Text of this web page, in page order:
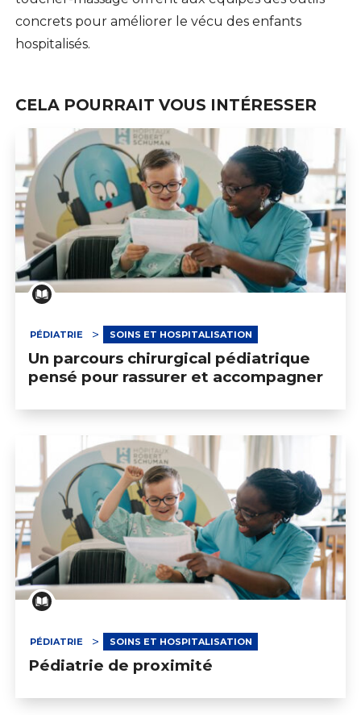
concrets pour améliorer le vécu des enfants
hospitalisés.
CELA POURRAIT VOUS INTÉRESSER
PÉDIATRIE SOINS ET HOSPITALISATION
Un parcours chirurgical pédiatrique
pensé pour rassurer et accompagner
PÉDIATRIE SOINS ET HOSPITALISATION
Pédiatrie de proximité